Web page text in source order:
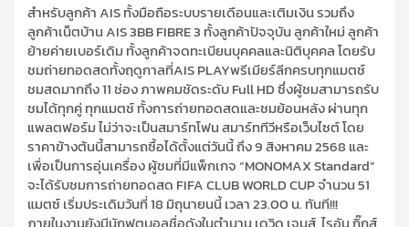
สำหรับลูกค้า AIS ทั้งมือถือระบบรายเดือนและเติมเงิน รวมถึง
ลูกค้าเน็ตบ้าน AIS 3BB FIBRE 3 ทั้งลูกค้าปัจจุบัน ลูกค้าใหม่ ลูกค้า
ย้ายค่ายเบอร์เดิม ทั้งลูกค้าจดทะเบียนบุคคลและนิติบุคคล โดยรับ
ชมถ่ายทอดสดทั้งฤดูกาลที่AIS PLAYพรีเมียร์ลีกครบทุกแมตช์
ชมสดมากถึง 11 ช่อง ภาพคมชัดระดับ Full HD ซึ่งผู้ชมสามารถรับ
ชมได้ทุกคู่ ทุกแมตช์ ทั้งการถ่ายทอดสดและชมย้อนหลัง ผ่านทุก
แพลตฟอร์ม ไม่ว่าจะเป็นสมาร์ทโฟน สมาร์ททีวีหรือเว็บไซต์ โดย
ราคาข้างต้นนี้สามารถซื้อได้ตั้งแต่วันนี้ ถึง 9 สิงหาคม 2568 และ
เพื่อเป็นการอุ่นเครื่อง ผู้ชมที่มีแพ็กเกจ “MONOMAX Standard”
จะได้รับชมการถ่ายทอดสด FIFA CLUB WORLD CUP จำนวน 51
แมตซ์ เริ่มประเดิมวันที่ 18 มิถุนายนนี้ เวลา 23.00 น. ทันที!!!
ภายในงานยังมีนักฟุตบอลชื่อดังในตำนาน เดวิด เจมส์, ไรอัน กิ๊กส์,